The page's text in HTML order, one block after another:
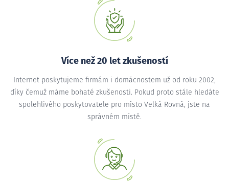
Více než 20 let zkušeností
Internet poskytujeme firmám i domácnostem už od roku 2002,
díky čemuž máme bohaté zkušenosti. Pokud proto stále hledáte
spolehlivého poskytovatele pro místo Velká Rovná, jste na
správném místě.